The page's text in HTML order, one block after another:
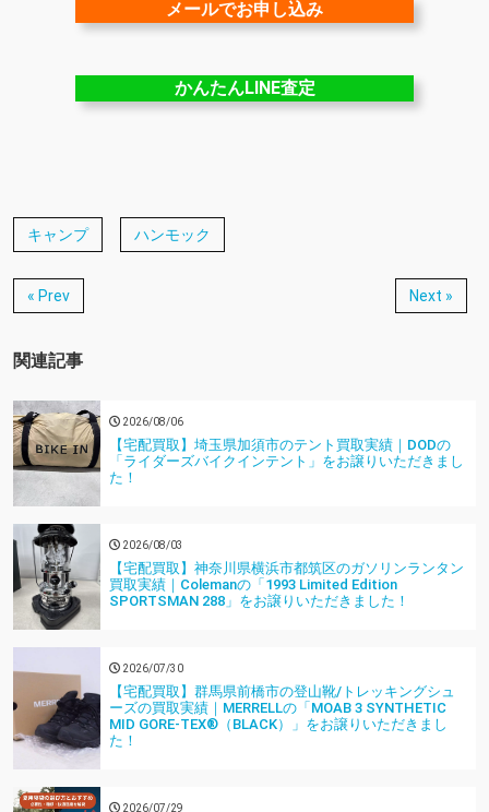
メールでお申し込み
かんたんLINE査定
キャンプ ハンモック
« Prev Next »
関連記事
2026/08/06
【宅配買取】埼玉県加須市のテント買取実績｜DODの
「ライダーズバイクインテント」をお譲りいただきまし
た！
2026/08/03
【宅配買取】神奈川県横浜市都筑区のガソリンランタン
買取実績｜Colemanの「1993 Limited Edition
SPORTSMAN 288」をお譲りいただきました！
2026/07/30
【宅配買取】群馬県前橋市の登山靴/トレッキングシュ
ーズの買取実績｜MERRELLの「MOAB 3 SYNTHETIC
MID GORE-TEX®（BLACK）」をお譲りいただきまし
た！
2026/07/29